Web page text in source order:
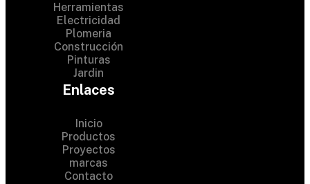
Herramientas
Electricidad
Plomeria
Construcción
Pinturas
Jardin
Enlaces
Inicio
Productos
Proyectos
marcas
Contacto